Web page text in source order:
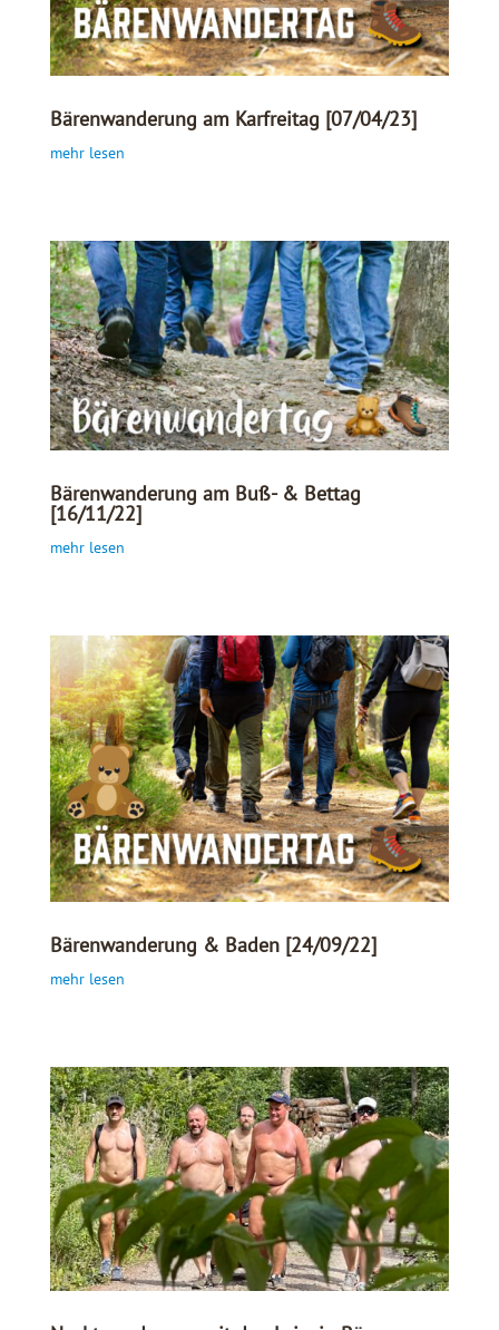
Bärenwanderung am Karfreitag [07/04/23]
mehr lesen
Bärenwanderung am Buß- & Bettag
[16/11/22]
mehr lesen
Bärenwanderung & Baden [24/09/22]
mehr lesen